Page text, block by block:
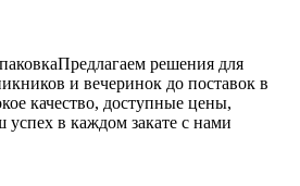
Предлагаем решения для
и вечеринок до поставок в
качество, доступные цены,
в каждом закате с нами